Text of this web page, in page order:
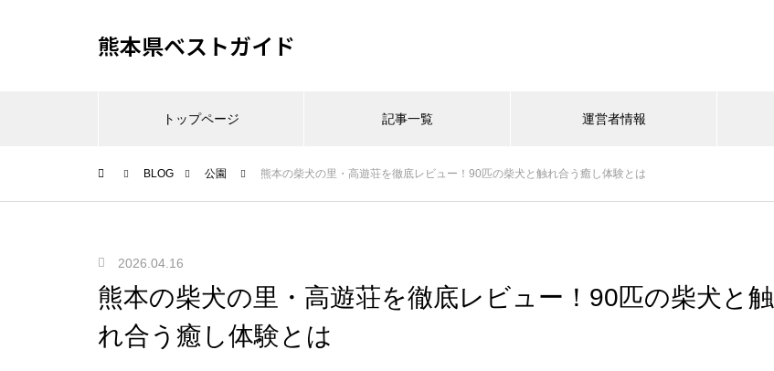
熊本県ベストガイド
トップページ 記事一覧 運営者情報
BLOG 公園 熊本の柴犬の里・高遊荘を徹底レビュー！90匹の柴犬と触れ合う癒し体験とは
2026.04.16
熊本の柴犬の里・高遊荘を徹底レビュー！90匹の柴犬と触
れ合う癒し体験とは